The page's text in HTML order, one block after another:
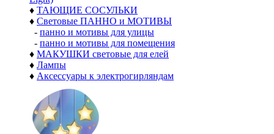
♦ ТАЮЩИЕ СОСУЛЬКИ
♦ Световые ПАННО и МОТИВЫ
- панно и мотивы для улицы
- панно и мотивы для помещения
♦ МАКУШКИ световые для елей
♦ Лампы
♦ Аксессуары к электрогирляндам